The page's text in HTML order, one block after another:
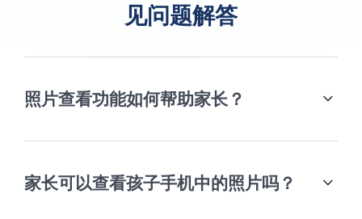
见问题解答
照片查看功能如何帮助家长？
家长可以查看孩子手机中的照片吗？